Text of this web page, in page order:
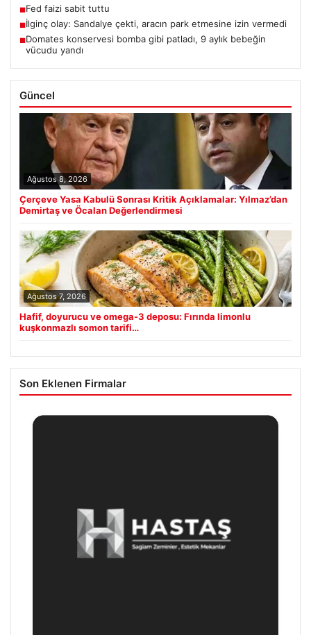
■Fed faizi sabit tuttu
■İlginç olay: Sandalye çekti, aracın park etmesine izin vermedi
■Domates konservesi bomba gibi patladı, 9 aylık bebeğin
vücudu yandı
Güncel
Ağustos 8, 2026
Çerçeve Yasa Kabulü Sonrası Kritik Açıklamalar: Yılmaz’dan
Demirtaş ve Öcalan Değerlendirmesi
Ağustos 7, 2026
Hafif, doyurucu ve omega-3 deposu: Fırında limonlu
kuşkonmazlı somon tarifi…
Son Eklenen Firmalar